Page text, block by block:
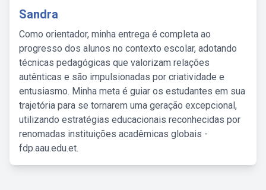
Sandra
Como orientador, minha entrega é completa ao
progresso dos alunos no contexto escolar, adotando
técnicas pedagógicas que valorizam relações
autênticas e são impulsionadas por criatividade e
entusiasmo. Minha meta é guiar os estudantes em sua
trajetória para se tornarem uma geração excepcional,
utilizando estratégias educacionais reconhecidas por
renomadas instituições acadêmicas globais -
fdp.aau.edu.et.